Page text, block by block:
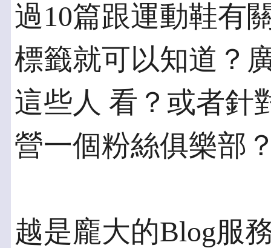
過10篇跟運動鞋有
標籤就可以知道？
這些人 看？或者針
營一個粉絲俱樂部
越是龐大的Blog服